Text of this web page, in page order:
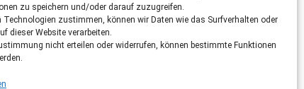
zu speichern und/oder darauf zuzugreifen.
Technologien zustimmen, können wir Daten wie das Surfverhalten oder
dieser Website verarbeiten.
nicht erteilen oder widerrufen, können bestimmte Funktionen